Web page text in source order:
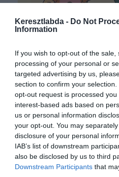
Keresztlabda - Do Not
Information
If you wish to opt-out of the
processing of your personal or
targeted advertising by us,
section to confirm your
opt-out request is processed
interest-based ads based on
us or personal information
your opt-out. You may
disclosure of your personal
IAB’s list of downstream
also be disclosed by us to third
Downstream Participants that